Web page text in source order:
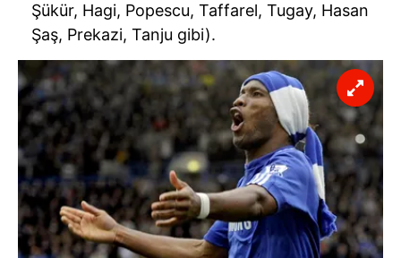
Şükür, Hagi, Popescu, Taffarel, Tugay, Hasan
Şaş, Prekazi, Tanju gibi).